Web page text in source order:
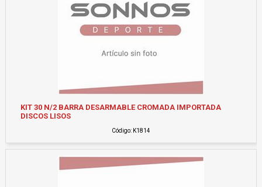
KIT 30 N/2 BARRA DESARMABLE CROMADA IMPORTADA
DISCOS LISOS
Código: K1814